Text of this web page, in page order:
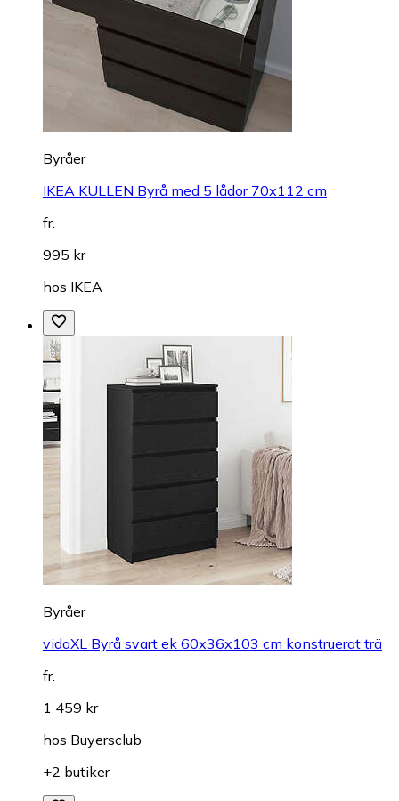
Byråer
IKEA KULLEN Byrå med 5 lådor 70x112 cm
fr.
995 kr
hos IKEA
Byråer
vidaXL Byrå svart ek 60x36x103 cm konstruerat trä
fr.
1 459 kr
hos Buyersclub
+2 butiker